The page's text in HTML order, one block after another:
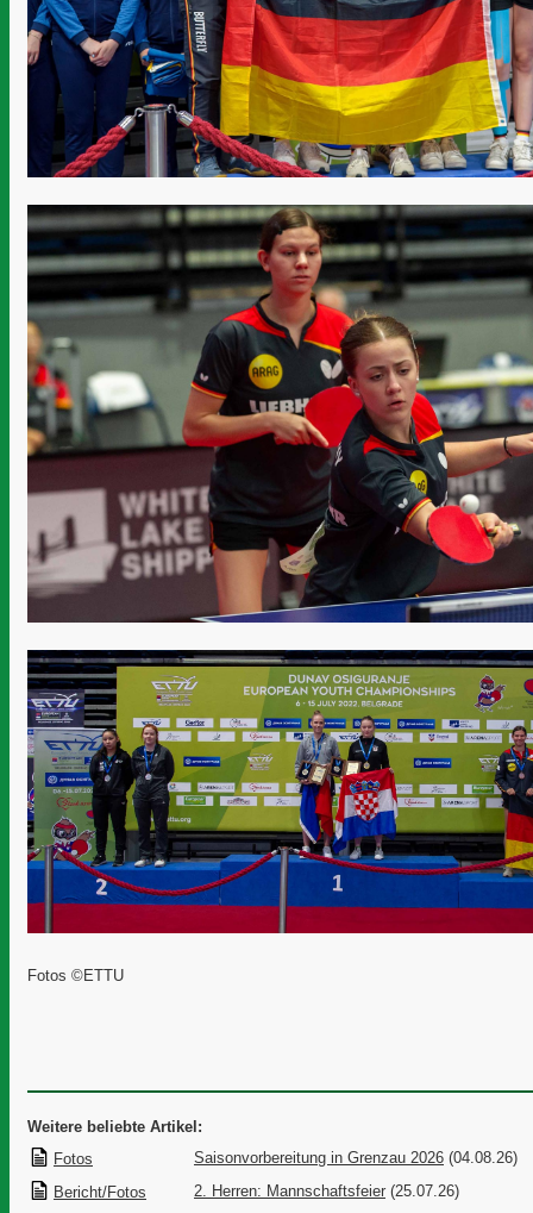
Fotos ©ETTU
Weitere beliebte Artikel:
Fotos
Saisonvorbereitung in Grenzau 2026 (04.08.26)
Bericht/Fotos
2. Herren: Mannschaftsfeier (25.07.26)